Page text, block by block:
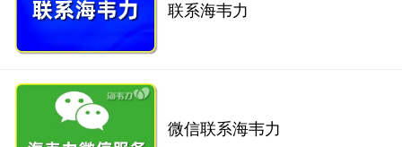
联系海韦力
微信联系海韦力